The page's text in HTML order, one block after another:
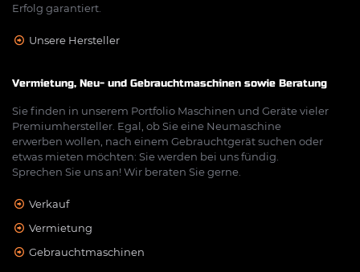
Erfolg garantiert.
Unsere Hersteller
Vermietung, Neu- und Gebrauchtmaschinen sowie Beratung
Sie finden in unserem Portfolio Maschinen und Geräte vieler
Premiumhersteller. Egal, ob Sie eine Neumaschine
erwerben wollen, nach einem Gebrauchtgerät suchen oder
etwas mieten möchten: Sie werden bei uns fündig.
Sprechen Sie uns an! Wir beraten Sie gerne.
Verkauf
Vermietung
Gebrauchtmaschinen